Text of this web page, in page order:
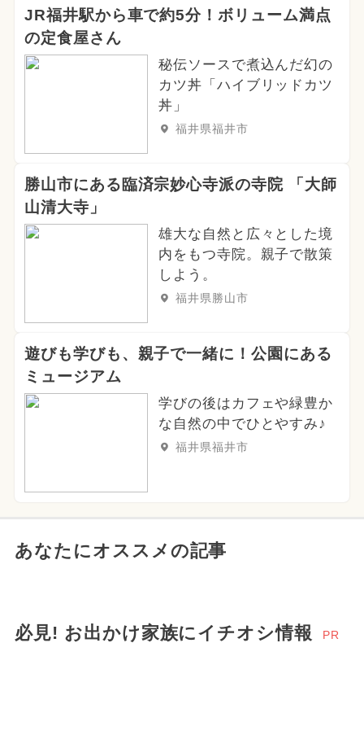
JR福井駅から車で約5分！ボリューム満点
の定食屋さん
秘伝ソースで煮込んだ幻の
カツ丼「ハイブリッドカツ
丼」
福井県福井市
勝山市にある臨済宗妙心寺派の寺院 「大師
山清大寺」
雄大な自然と広々とした境
内をもつ寺院。親子で散策
しよう。
福井県勝山市
遊びも学びも、親子で一緒に！公園にある
ミュージアム
学びの後はカフェや緑豊か
な自然の中でひとやすみ♪
福井県福井市
あなたにオススメの記事
必見! お出かけ家族にイチオシ情報 PR